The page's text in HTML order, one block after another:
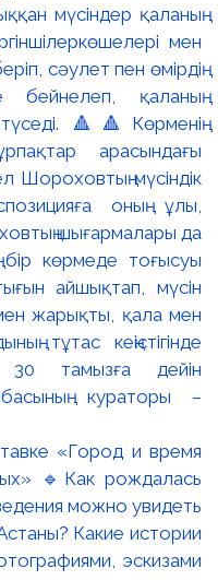
мүсіндер қаланың
мен
сәулет пен өмірдің
бейнелеп, қаланың
🔺🔺Көрменің
арасындағы
мүсіндік
оның ұлы,
шығармалары да
бір көрмеде тоғысуы
айшықтап, мүсін
жарықты, қала мен
тұтас кеңістігінде
тамызға дейін
кураторы –